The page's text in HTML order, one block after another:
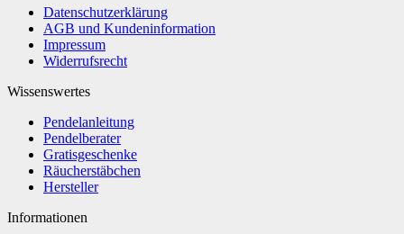
Datenschutzerklärung
AGB und Kundeninformation
Impressum
Widerrufsrecht
Wissenswertes
Pendelanleitung
Pendelberater
Gratisgeschenke
Räucherstäbchen
Hersteller
Informationen